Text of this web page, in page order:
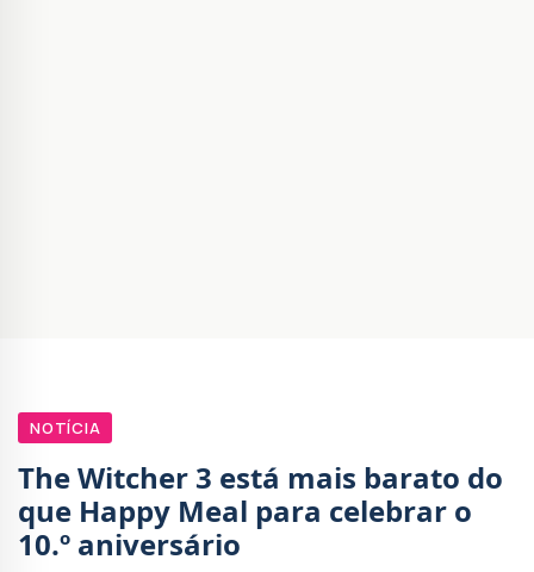
NOTÍCIA
The Witcher 3 está mais barato do
que Happy Meal para celebrar o
10.º aniversário